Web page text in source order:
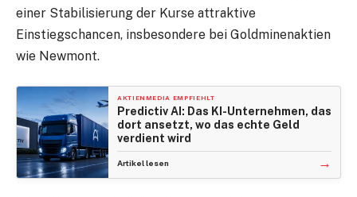
einer Stabilisierung der Kurse attraktive
Einstiegschancen, insbesondere bei Goldminenaktien
wie Newmont.
AKTIENMEDIA EMPFIEHLT
Predictiv AI: Das KI-Unternehmen, das
dort ansetzt, wo das echte Geld
verdient wird
Artikel lesen →